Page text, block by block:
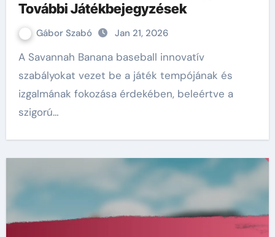
További Játékbejegyzések
Gábor Szabó Jan 21, 2026
A Savannah Banana baseball innovatív
szabályokat vezet be a játék tempójának és
izgalmának fokozása érdekében, beleértve a
szigorú…